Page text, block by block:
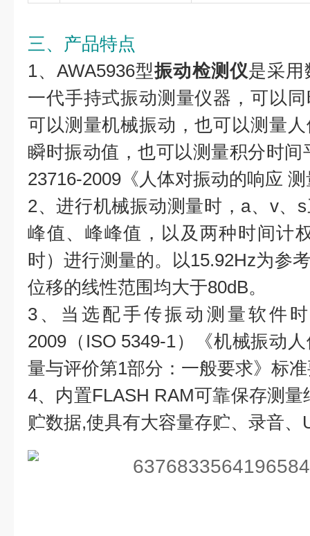
三、产品特点
1、AWA5936型振动检测仪是采用
一代手持式振动测量仪器，可以
可以测量机械振动，也可以测量
瞬时振动值，也可以测量积分时
23716-2009《人体对振动的响应
2、进行机械振动测量时，a、v、
峰值、峰峰值，以及两种时间计
时）进行测量的。以15.92Hz为参
位移的线性范围均大于80dB。
3、当选配手传振动测量软件时
2009（ISO 5349-1）《机械振动
量与评价第1部分：一般要求》标
4、内置FLASH RAM可靠保存测
贮数据,使具有大容量存贮、录音